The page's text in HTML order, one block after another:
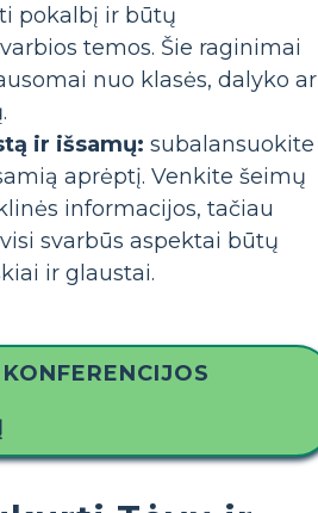
pokalbį ir būtų
temos. Šie raginimai
nuo klasės, dalyko ar
ir išsamų: subalansuokite
aprėptį. Venkite šeimų
informacijos, tačiau
svarbūs aspektai būtų
ir glaustai.